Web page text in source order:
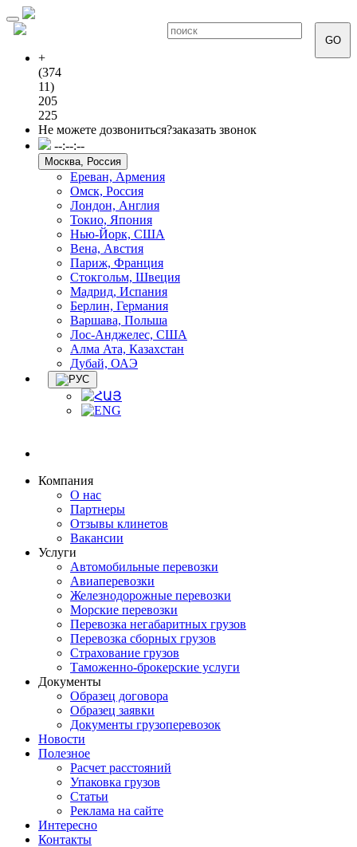
Toggle
navigation
GO
+
(374
11)
205
225
Не можете дозвониться?заказать звонок
--:--:--
Москва, Россия
Ереван, Армения
Омск, Россия
Лондон, Англия
Токио, Япония
Нью-Йорк, США
Вена, Австия
Париж, Франция
Стокгольм, Швеция
Мадрид, Испания
Берлин, Германия
Варшава, Польша
Лос-Анджелес, США
Алма Ата, Казахстан
Дубай, ОАЭ
Компания
О нас
Партнеры
Отзывы клинетов
Вакансии
Услуги
Автомобильные перевозки
Авиаперевозки
Железнодорожные перевозки
Морские перевозки
Перевозка негабаритных грузов
Перевозка сборных грузов
Страхование грузов
Таможенно-брокерские услуги
Документы
Образец договора
Образец заявки
Документы грузоперевозок
Новости
Полезное
Расчет расстояний
Упаковка грузов
Статьи
Реклама на сайте
Интересно
Контакты